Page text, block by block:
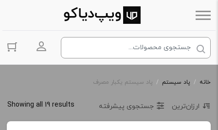
ورود به
خانه / پاد سیستم / پاد سیستم یکبار مصرف
Showing all 19 results ارزان‌ترین جستجوی پیشرفته